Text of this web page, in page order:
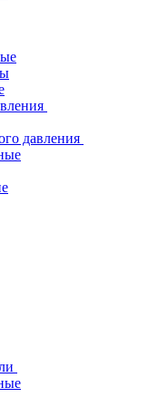
давления